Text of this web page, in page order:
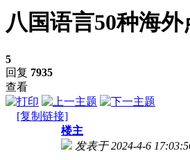
八国语言50种海
5
回复 7935
查看
[复制链接]
楼主
发表于 2024-4-6